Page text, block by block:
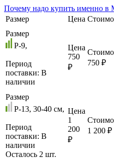
Почему надо купить именно в
Размер
Цена
Размер
P-9,
Период
поставки: В
наличии
Цена
750
₽
750 ₽
Размер
P-13, 30-40 cм,
Период
поставки: В
наличии
Осталось 2 шт.
Цена
1
200
₽
1 200 ₽